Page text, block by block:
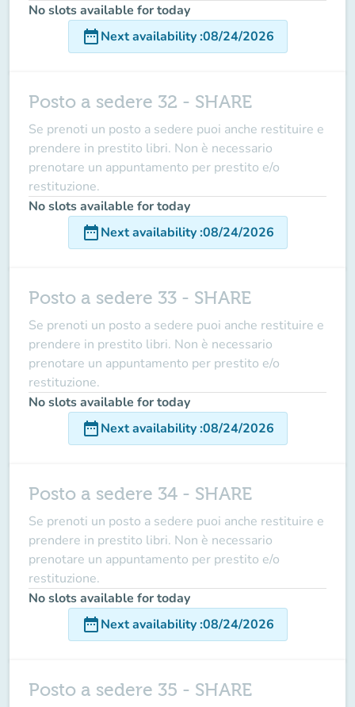
No slots available for today
date_rangeNext availability:08/24/2026
Posto a sedere 32 - SHARE
Se prenoti un posto a sedere puoi anche restituire e
prendere in prestito libri. Non è necessario
prenotare un appuntamento per prestito e/o
restituzione.
No slots available for today
date_rangeNext availability:08/24/2026
Posto a sedere 33 - SHARE
Se prenoti un posto a sedere puoi anche restituire e
prendere in prestito libri. Non è necessario
prenotare un appuntamento per prestito e/o
restituzione.
No slots available for today
date_rangeNext availability:08/24/2026
Posto a sedere 34 - SHARE
Se prenoti un posto a sedere puoi anche restituire e
prendere in prestito libri. Non è necessario
prenotare un appuntamento per prestito e/o
restituzione.
No slots available for today
date_rangeNext availability:08/24/2026
Posto a sedere 35 - SHARE